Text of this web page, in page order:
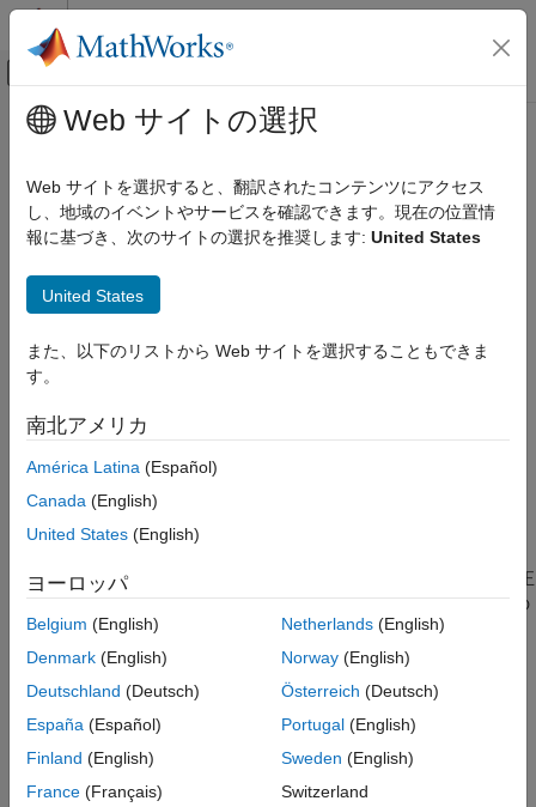
コンテンツへスキップ
オフキャンバス ナビゲーション メ
ドキュメンテーションのホーム
Statistics and Machine Learning Toolbox
確率分布と仮説検定
項目一覧
構文
例
入力引数
出力引数
代替機能
バージョン履歴
メインコンテンツ
unifcdf
連続一様累積分布関数
構文
p = unifcdf(x,a,b,"upper")
説明
p= unifcdf(x
す。
例
p= unifcdf(
は、極端に上裾にある確率をより正
確に計算するアルゴリズムを使用して、連続一様累積分布関数の
補数を返します。
例
Web サイトの選択
Web サイトを選択すると、翻訳されたコンテンツにアクセス
し、地域のイベントやサービスを確認できます。現在の位置情
報に基づき、次のサイトの選択を推奨します: United States
United States
また、以下のリストから Web サイトを選択することもできま
す。
南北アメリカ
América Latina (Español)
Canada (English)
United States (English)
ヨーロッパ
Belgium (English)
Denmark (English)
Deutschland (Deutsch)
España (Español)
Finland (English)
France (Français)
Netherlands(English)
Norway(English)
Österreich (Deutsch)
Portugal(English)
Sweden (English)
Switzerland